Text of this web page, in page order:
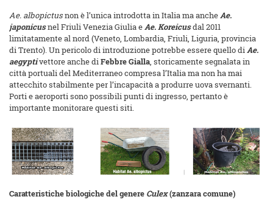
Ae. albopictusnon è l’unica introdotta in Italia ma ancheAe.
japonicusnel Friuli Venezia Giulia eAe. Koreicusdal 2011
limitatamente al nord (Veneto, Lombardia, Friuli, Liguria, provincia
di Trento). Un pericolo di introduzione potrebbe essere quello diAe.
aegyptivettore anche diFebbre Gialla, storicamente segnalata in
città portuali del Mediterraneo compresa l’Italia ma non ha mai
attecchito stabilmente per l’incapacità a produrre uova svernanti.
Porti e aeroporti sono possibili punti di ingresso, pertanto è
importante monitorare questi siti.
Caratteristiche biologiche del genere Culex(zanzara comune)